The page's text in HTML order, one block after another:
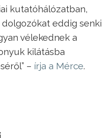
kutatóhálózatban,
dolgozókat eddig senki
vélekednek a
kilátásba
– írja a Mérce.